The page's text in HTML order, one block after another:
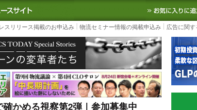
｜国内最大の物流ニュースサイト3PL, SCMなど国内外の最新の物
スリリース掲載のお申込み 物流セミナー情報の掲載申込み 広告に関
かめる視察第2弾｜参加募集中